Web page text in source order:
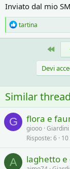
Inviato dal mio
R
e
a
s
:
tartina
Devi
Similar
G flora e
giooo
Risposte 6
A laghetto e